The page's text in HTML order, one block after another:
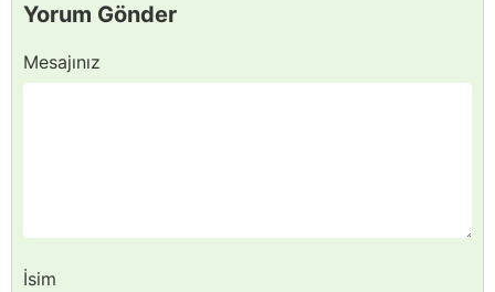
Yorum Gönder
Mesajınız
İsim